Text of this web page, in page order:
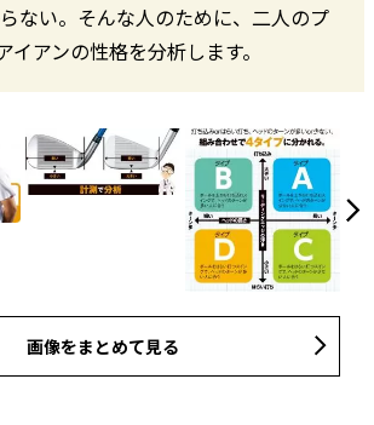
ない。そんな人のために、二人のプ
イアンの性格を分析します。
画像をまとめて見る